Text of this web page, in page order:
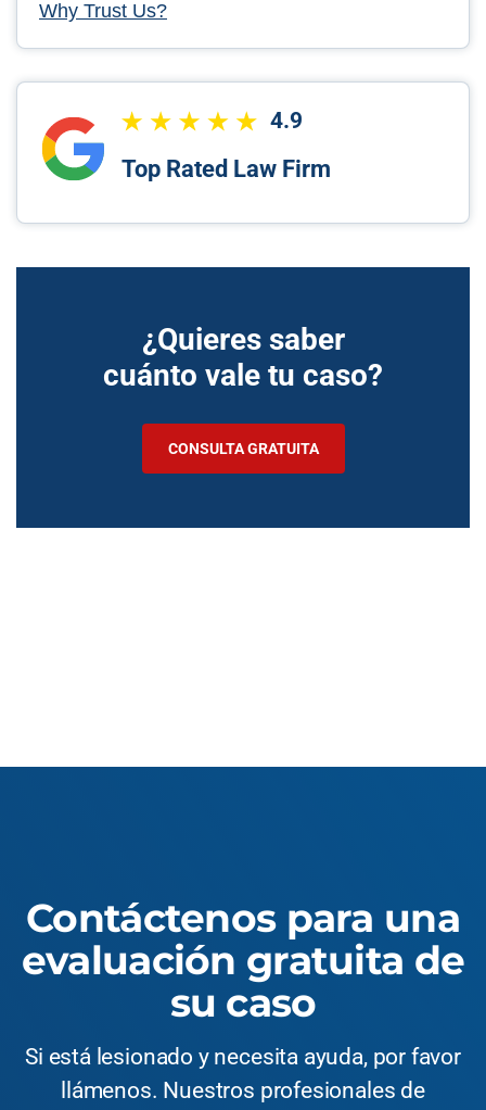
Why Trust Us?
4.9
Top Rated Law Firm
¿Quieres saber
cuánto vale tu caso?
CONSULTA GRATUITA
Contáctenos para una
evaluación gratuita de
su caso
Si está lesionado y necesita ayuda, por favor
llámenos. Nuestros profesionales de